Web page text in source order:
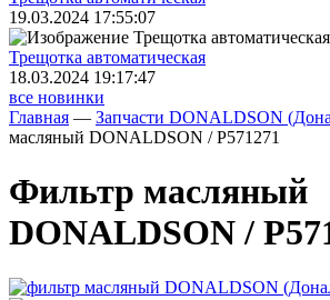
19.03.2024 17:55:07
Трещoтка автоматическая
18.03.2024 19:17:47
все новинки
Главная — Запчасти DONALDSON
масляный DONALDSON / P571271
Фильтр масляный
DONALDSON /